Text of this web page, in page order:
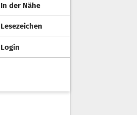
In der Nähe
Lesezeichen
Login